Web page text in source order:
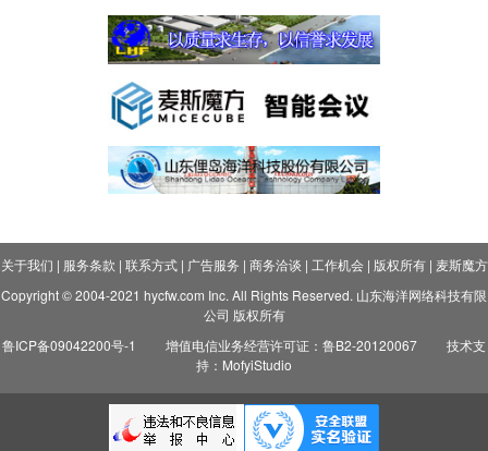
关于我们 | 服务条款 | 联系方式| 广告服务 | 商务洽谈 | 工作机会| 版权所有| 麦斯魔方
Copyright © 2004-2021 hycfw.com Inc. All Rights Reserved. 山东海洋网络科技有限
公司 版权所有
鲁ICP备09042200号-1
增值电信业务经营许可证：鲁B2-20120067
技术支
持：MofyiStudio